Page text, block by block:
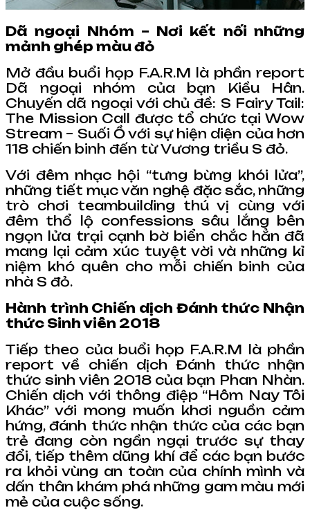
Dã ngoại Nhóm – Nơi kết nối những
mảnh ghép màu đỏ
Mở đầu buổi họp F.A.R.M là phần report
Dã ngoại nhóm của bạn Kiều Hân.
Chuyến dã ngoại với chủ đề: S Fairy Tail:
The Mission Call được tổ chức tại Wow
Stream – Suối Ồ với sự hiện diện của hơn
118 chiến binh đến từ Vương triều S đỏ.
Với đêm nhạc hội “tưng bừng khói lửa”,
những tiết mục văn nghệ đặc sắc, những
trò chơi teambuilding thú vị cùng với
đêm thổ lộ confessions sâu lắng bên
ngọn lửa trại cạnh bờ biển chắc hẳn đã
mang lại cảm xúc tuyệt vời và những kỉ
niệm khó quên cho mỗi chiến binh của
nhà S đỏ.
Hành trình Chiến dịch Đánh thức Nhận
thức Sinh viên 2018
Tiếp theo của buổi họp F.A.R.M là phần
report về chiến dịch Đánh thức nhận
thức sinh viên 2018 của bạn Phan Nhàn.
Chiến dịch với thông điệp “Hôm Nay Tôi
Khác” với mong muốn khơi nguồn cảm
hứng, đánh thức nhận thức của các bạn
trẻ đang còn ngần ngại trước sự thay
đổi, tiếp thêm dũng khí để các bạn bước
ra khỏi vùng an toàn của chính mình và
dấn thân khám phá những gam màu mới
mẻ của cuộc sống.